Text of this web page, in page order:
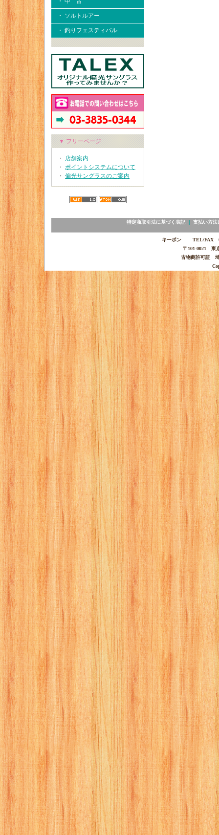
・ ソルトルアー
・ 釣りフェスティバル
▼ フリーページ
・ 店舗案内
・ ポイントシステムについて
・ 偏光サングラスのご案内
特定商取引法に基づく表記｜ 支払い方法
キーポン TEL/FAX
〒101-0021 東
古物商許可証